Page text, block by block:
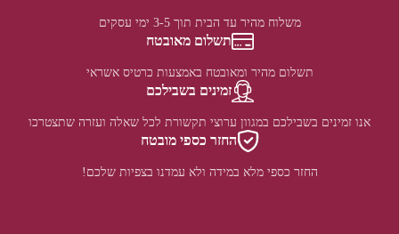
משלוח מהיר עד הבית תוך 3-5 ימי עסקים
תשלום מאובטח
תשלום מהיר ומאובטח באמצעות כרטיס אשראי
זמינים בשבילכם
אנו זמינים בשבילכם במגוון ערוצי תקשורת לכל שאלה ועזרה שתצטרכו
החזר כספי מובטח
החזר כספי מלא במידה ולא עמדנו בצפיות שלכם!